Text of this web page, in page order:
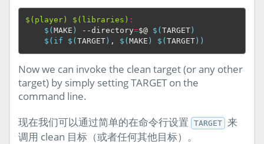
$(player) $(libraries) :
$(MAKE ) --directory=$@ $(TARGET )
$(if
$(TARGET ) , $(MAKE ) $(TARGET ))
Now we can invoke the clean target (or any other
target) by simply setting TARGET on the
command line.
现在我们可以通过简单的在命令行设置
TARGET
来
调用 clean 目标（或者任何其他目标）。